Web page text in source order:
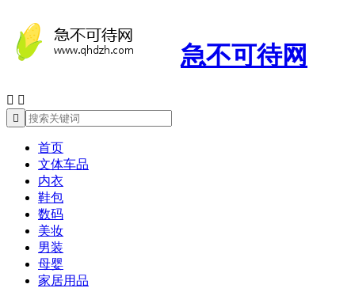
急不可待网
 

首页
文体车品
内衣
鞋包
数码
美妆
男装
母婴
家居用品